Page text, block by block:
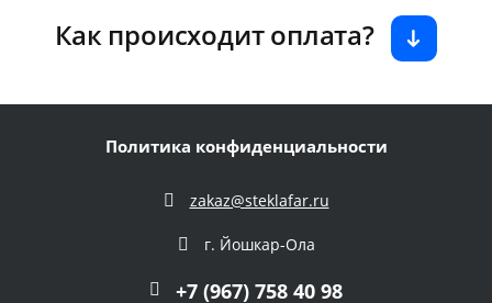
Как происходит оплата?
Политика конфиденциальности
zakaz@steklafar.ru
г. Йошкар-Ола
+7 (967) 758 40 98